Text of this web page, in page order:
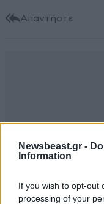
Newsbeast.gr -
Information
If you wish to opt-out
processing of your
Απαντήστε